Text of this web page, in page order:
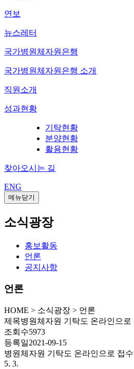
연보
뉴스레터
국가병원체자원은행
국가병원체자원은행 소개
직원소개
성과현황
기탁현황
분양현황
활용현황
찾아오시는 길
ENG
메뉴닫기
소식광장
홍보활동
언론
공지사항
언론
HOME > 소식광장 > 언론
제목병원체자원 기탁도 온라인으로
조회수5973
등록일2021-09-15
병원체자원 기탁도 온라인으로 접
5. 3.